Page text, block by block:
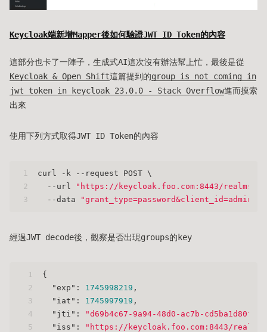
Keycloak端新增Mapper後如何驗證JWT ID Token的內容
這部分也卡了一陣子，生成式AI這次沒有辦法幫上忙，最後是從
Keycloak & Open Shift這篇提到的group is not coming in
jwt token in keycloak 23.0.0 - Stack Overflow進而摸索
出來
使用下列方式取得JWT ID Token的內容
1
2
3
curl -k --request POST \
  --url
"https://keycloak.foo.com:8443/realms/
  --data
"grant_type=password&client_id=admin-
經過JWT decode後，觀察是否出現groups的key
1
2
3
4
5
{
"exp" : 1745998219 ,
"iat" : 1745997919 ,
"jti" : "d69b4c67-9a94-48d0-ac7b-cd5ba1d80fb6"
"iss" :
"https://keycloak.foo.com:8443/